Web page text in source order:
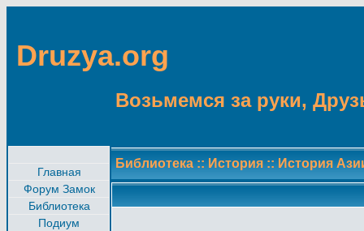
Druzya.org
Возьмемся за руки,
Главная
Форум Замок
Библиотека
Подиум
Библиотека :: История :: История